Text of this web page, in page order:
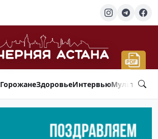
ГорожанеЗдоровьеИнтервью